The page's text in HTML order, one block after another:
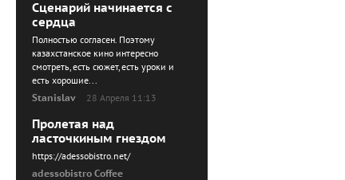
Сценарий начинается с
сердца
Полностью согласен. Поэтому
казахстанское кино интересно
смотреть, есть сюжет, есть уроки и
есть хорошие...
Stanislav
28 Апреля 11:13
Пролетая над
ласточкиным гнездом
https://adessobistro.net/
adessobistro Coffee